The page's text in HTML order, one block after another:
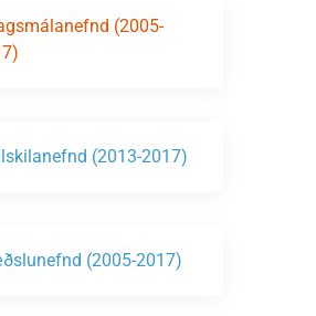
(2005-
(2013-2017)
(2005-2017)